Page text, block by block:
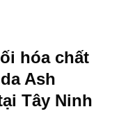
hóa chất
Ash
Tây Ninh